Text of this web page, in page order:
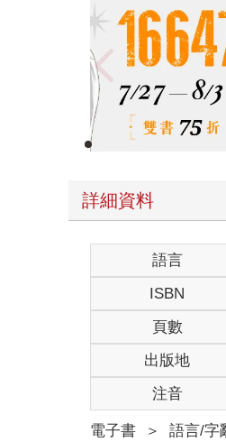
詳細資料
語言
ISBN
頁數
出版地
注音
電子書 ＞ 語言/字